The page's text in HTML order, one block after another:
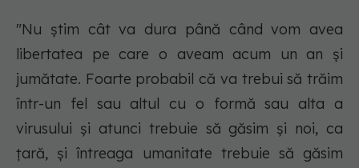
"Nu ştim cât va dura până când vom avea
libertatea pe care o aveam acum un an şi
jumătate. Foarte probabil că va trebui să trăim
într-un fel sau altul cu o formă sau alta a
virusului şi atunci trebuie să găsim şi noi, ca
ţară, şi întreaga umanitate trebuie să găsim